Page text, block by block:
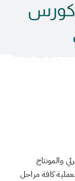
كورس
والمونتاج
كافة مراحل